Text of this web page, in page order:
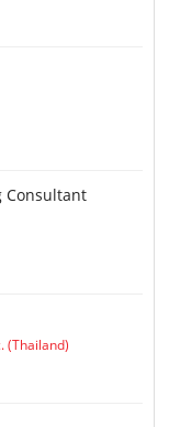
Consultant
(Thailand)